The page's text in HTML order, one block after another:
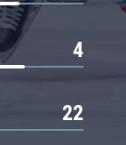
4
22